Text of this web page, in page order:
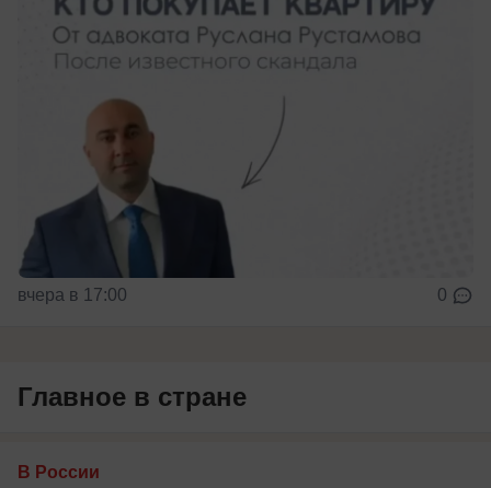
вчера в 17:00 0
Главное в стране
В России